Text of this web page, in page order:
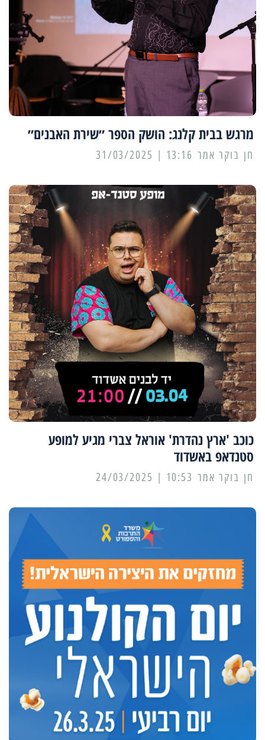
מרגש בבית קלנג: הושק הספר ״שירת האבנים״
13:16 | 31/03/2025
כוכב 'ארץ נהדרת' אוראל צברי מגיע למופע
סטנדאפ באשדוד
10:53 | 24/03/2025